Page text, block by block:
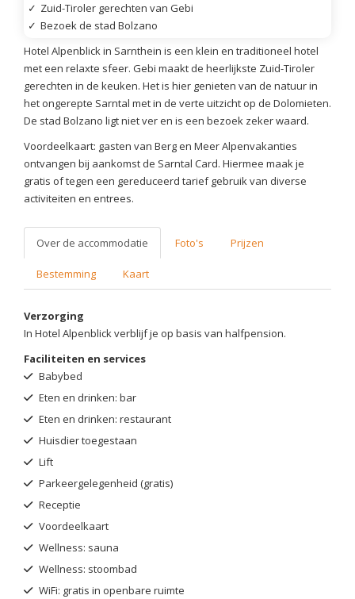
✓ Zuid-Tiroler gerechten van Gebi
✓ Bezoek de stad Bolzano
Hotel Alpenblick in Sarnthein is een klein en traditioneel hotel
met een relaxte sfeer. Gebi maakt de heerlijkste Zuid-Tiroler
gerechten in de keuken. Het is hier genieten van de natuur in
het ongerepte Sarntal met in de verte uitzicht op de Dolomieten.
De stad Bolzano ligt niet ver en is een bezoek zeker waard.
Voordeelkaart: gasten van Berg en Meer Alpenvakanties
ontvangen bij aankomst de Sarntal Card. Hiermee maak je
gratis of tegen een gereduceerd tarief gebruik van diverse
activiteiten en entrees.
Over de accommodatie Foto's Prijzen
Bestemming Kaart
Verzorging
In Hotel Alpenblick verblijf je op basis van halfpension.
Faciliteiten en services
Babybed
Eten en drinken: bar
Eten en drinken: restaurant
Huisdier toegestaan
Lift
Parkeergelegenheid (gratis)
Receptie
Voordeelkaart
Wellness: sauna
Wellness: stoombad
WiFi: gratis in openbare ruimte